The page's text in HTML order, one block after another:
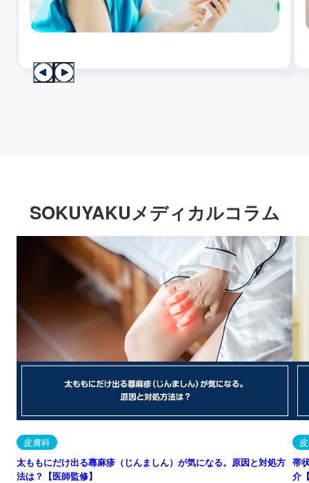
SOKUYAKUメディカルコラム
皮膚科
太ももにだけ出る蕁麻疹（じんましん）が気になる。原因と対処方
法は？【医師監修】
帯
介